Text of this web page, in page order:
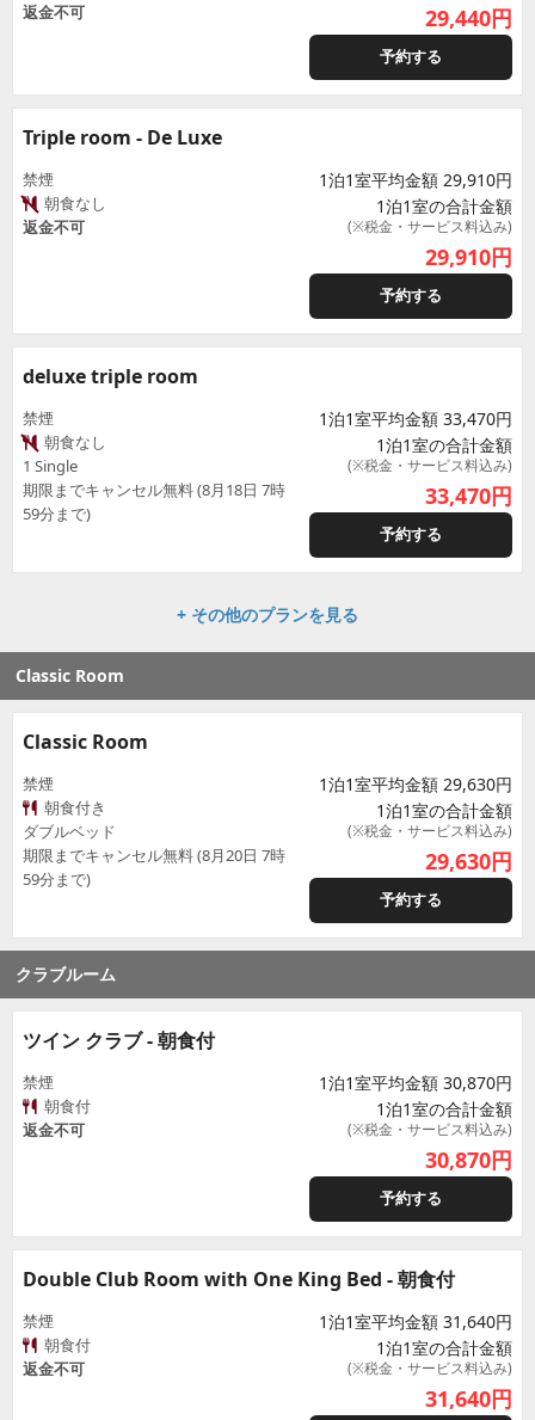
返金不可
29,440円
予約する
Triple room - De Luxe
禁煙
朝食なし
返金不可
1泊1室平均金額 29,910円
1泊1室の合計金額
(※税金・サービス料込み)
29,910円
予約する
deluxe triple room
禁煙
朝食なし
1 Single
期限までキャンセル無料 (8月18日 7時
59分まで)
1泊1室平均金額 33,470円
1泊1室の合計金額
(※税金・サービス料込み)
33,470円
予約する
+ その他のプランを見る
Classic Room
Classic Room
禁煙
朝食付き
ダブルベッド
期限までキャンセル無料 (8月20日 7時
59分まで)
1泊1室平均金額 29,630円
1泊1室の合計金額
(※税金・サービス料込み)
29,630円
予約する
クラブルーム
ツイン クラブ - 朝食付
禁煙
朝食付
返金不可
1泊1室平均金額 30,870円
1泊1室の合計金額
(※税金・サービス料込み)
30,870円
予約する
Double Club Room with One King Bed - 朝食付
禁煙
朝食付
返金不可
1泊1室平均金額 31,640円
1泊1室の合計金額
(※税金・サービス料込み)
31,640円